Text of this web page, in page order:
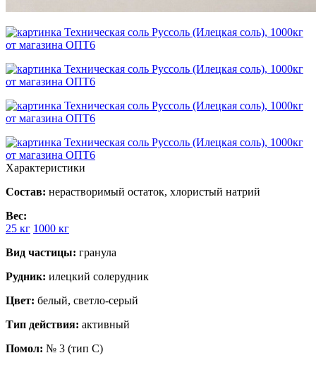
Характеристики
Состав: нерастворимый остаток, хлористый натрий
Вес:
25 кг 1000 кг
Вид частицы: гранула
Рудник: илецкий солерудник
Цвет: белый, светло-серый
Тип действия: активный
Помол: № 3 (тип C)